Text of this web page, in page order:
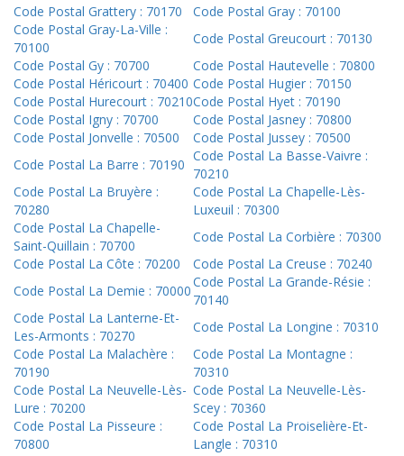
Code Postal Grattery : 70170
Code Postal Gray : 70100
Code Postal Gray-La-Ville :
70100
Code Postal Greucourt : 70130
Code Postal Gy : 70700
Code Postal Hautevelle : 70800
Code Postal Héricourt : 70400 Code Postal Hugier : 70150
Code Postal Hurecourt : 70210Code Postal Hyet : 70190
Code Postal Igny : 70700
Code Postal Jasney : 70800
Code Postal Jonvelle : 70500
Code Postal Jussey : 70500
Code Postal La Barre : 70190
Code Postal La Basse-Vaivre :
70210
Code Postal La Bruyère :
70280
Code Postal La Chapelle-Lès-
Luxeuil : 70300
Code Postal La Chapelle-
Saint-Quillain : 70700
Code Postal La Corbière : 70300
Code Postal La Côte : 70200
Code Postal La Creuse : 70240
Code Postal La Demie : 70000
Code Postal La Grande-Résie :
70140
Code Postal La Lanterne-Et-
Les-Armonts : 70270
Code Postal La Longine : 70310
Code Postal La Malachère :
70190
Code Postal La Montagne :
70310
Code Postal La Neuvelle-Lès-
Lure : 70200
Code Postal La Neuvelle-Lès-
Scey : 70360
Code Postal La Pisseure :
70800
Code Postal La Proiselière-Et-
Langle : 70310